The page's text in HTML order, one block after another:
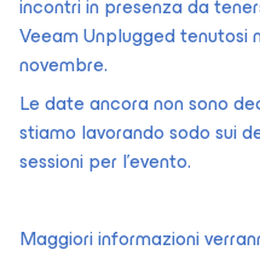
incontri in presenza da
Veeam Unplugged tenutosi
novembre.
Le date ancora non sono
stiamo lavorando sodo sui
sessioni per l'evento.
Maggiori informazioni